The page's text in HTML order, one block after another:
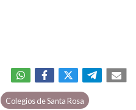
Colegios de Santa Rosa